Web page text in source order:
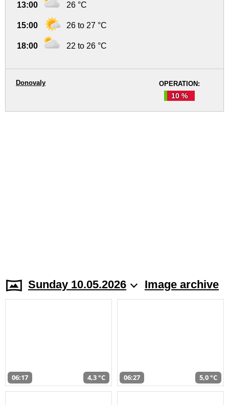
13:00 26 °C
15:00 26 to 27 °C
18:00 22 to 26 °C
OPERATION:
10 %
Donovaly
Sunday 10.05.2026 Image archive
06:17 4,3 °C 06:27 5,0 °C